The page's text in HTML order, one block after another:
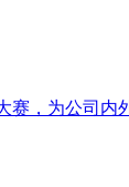
，为公司